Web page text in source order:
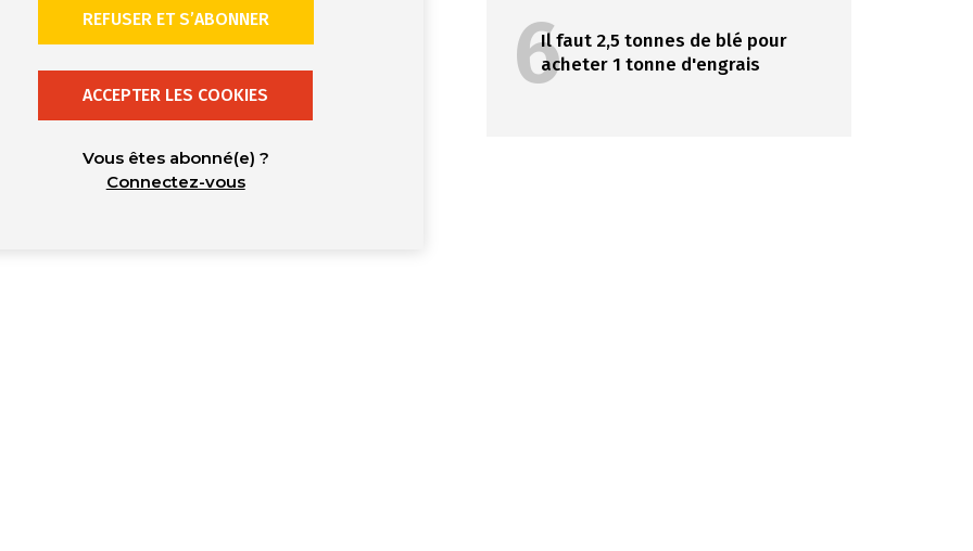
REFUSER ET S’ABONNER
ACCEPTER LES COOKIES
Vous êtes abonné(e) ?
Connectez-vous
6Il faut 2,5 tonnes de blé pour
acheter 1 tonne d'engrais